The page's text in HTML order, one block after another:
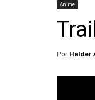
Anime
Por Helder